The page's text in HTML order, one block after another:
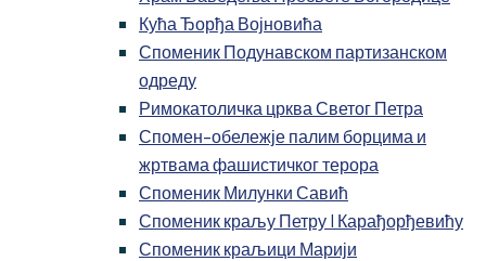
Кућа Ђорђа Војновића
Споменик Подунавском партизанском
одреду
Римокатоличка црква Светог Петра
Спомен-обележје палим борцима и
жртвама фашистичког терора
Споменик Милунки Савић
Споменик краљу Петру I Карађорђевићу
Споменик краљици Марији